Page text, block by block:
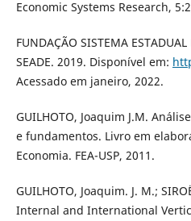
Economic Systems Research,
FUNDAÇÃO SISTEMA
SEADE. 2019. Disponível em:
Acessado em janeiro, 2022.
GUILHOTO, Joaquim J.M.
e fundamentos. Livro em
Economia. FEA-USP, 2011.
GUILHOTO, Joaquim. J. M.;
Internal and International